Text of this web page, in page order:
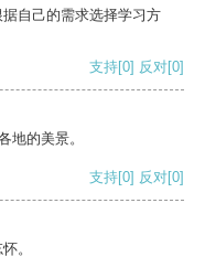
自己的需求选择学习方
支持[0] 反对[0]
地的美景。
支持[0] 反对[0]
。